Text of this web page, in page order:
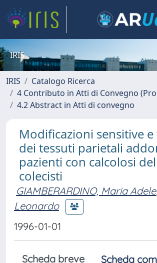
IRIS
IRIS
Catalogo Ricerca
4 Contributo in Atti di Convegno
4.2 Abstract in Atti di convegno
Modificazioni sensitive
dei tessuti parietali
pazienti con calcolosi
colecisti
GIAMBERARDINO, Maria Adele
Leonardo
1996-01-01
Scheda breve
Scheda